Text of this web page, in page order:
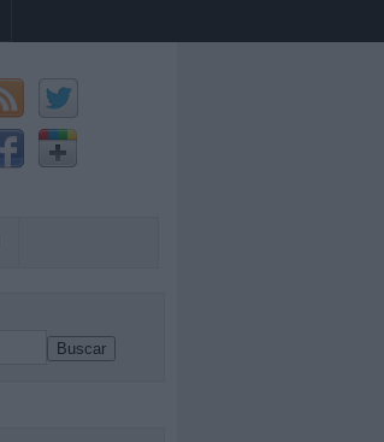
Buscar